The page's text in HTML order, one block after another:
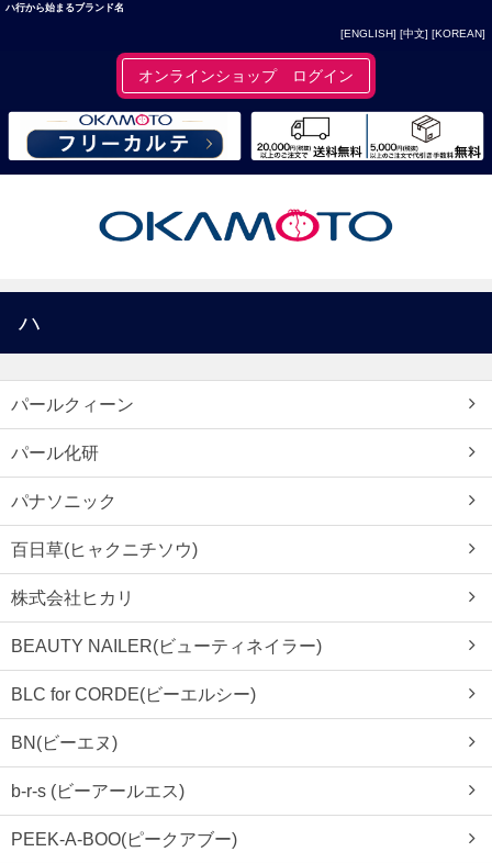
ハ行から始まるブランド名
[ENGLISH] [中文] [KOREAN]
オンラインショップ ログイン
ハ
パールクィーン
パール化研
パナソニック
百日草(ヒャクニチソウ)
株式会社ヒカリ
BEAUTY NAILER(ビューティネイラー)
BLC for CORDE(ビーエルシー)
BN(ビーエヌ)
b-r-s (ビーアールエス)
PEEK-A-BOO(ピークアブー)